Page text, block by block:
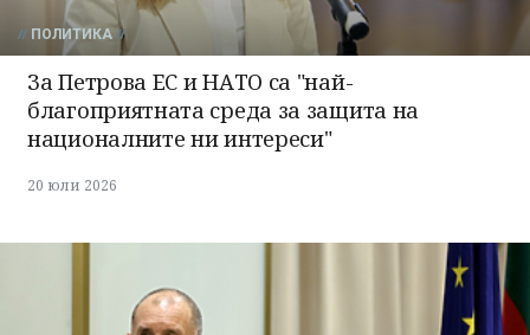
ПОЛИТИКА
За Петрова ЕС и НАТО са "най-
благоприятната среда за защита на
националните ни интереси"
20 юли 2026